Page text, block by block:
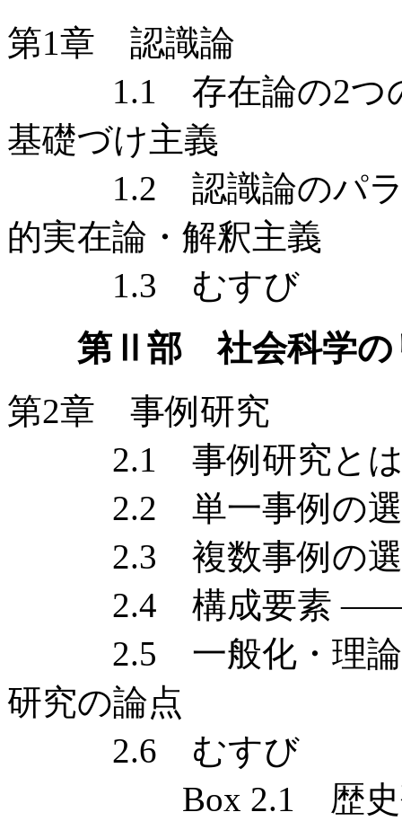
第1章 認識論
1.1 存在論の2つの
基礎づけ主義
1.2 認識論のパラ
的実在論・解釈主義
1.3 むすび
第Ⅱ部 社会科学の
第2章 事例研究
2.1 事例研究とは
2.2 単一事例の選
2.3 複数事例の選
2.4 構成要素 ——
2.5 一般化・理論
研究の論点
2.6 むすび
Box 2.1 歴史研